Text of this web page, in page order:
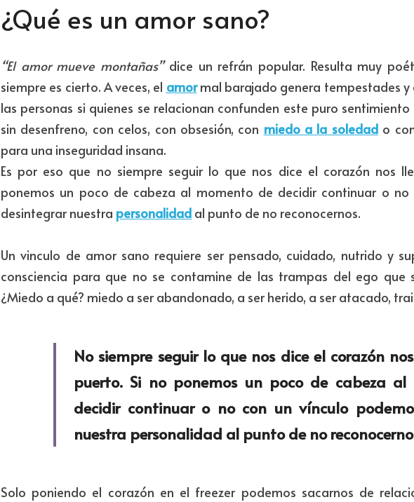
¿Qué es un amor sano?
“El amor mueve montañas” dice un refrán popular. Resulta muy
siempre es cierto. A veces, el amor mal barajado genera tempestades y
las personas si quienes se relacionan confunden este puro
sin desenfreno, con celos, con obsesión, con miedo a la soledad o
para una inseguridad insana.
Es por eso que no siempre seguir lo que nos dice el corazón nos
ponemos un poco de cabeza al momento de decidir continuar o no
desintegrar nuestra personalidad al punto de no reconocernos.
Un vinculo de amor sano requiere ser pensado, cuidado, nutrido y
consciencia para que no se contamine de las trampas del ego que
¿Miedo a qué? miedo a ser abandonado, a ser herido, a ser atacado,
No siempre seguir lo que nos dice el corazón
puerto. Si no ponemos un poco de cabeza
decidir continuar o no con un vínculo
nuestra personalidad al punto de no
Solo poniendo el corazón en el freezer podemos sacarnos de